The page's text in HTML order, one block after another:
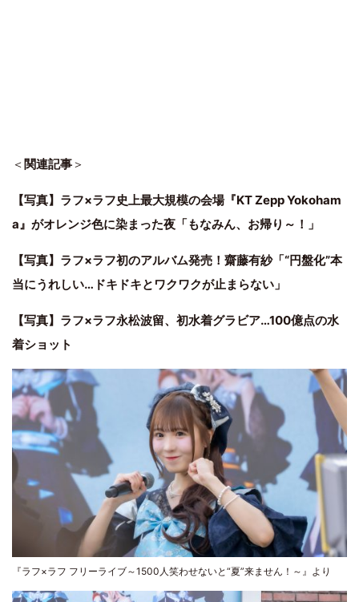
＜関連記事＞
【写真】ラフ×ラフ史上最大規模の会場『KT Zepp Yokoham
a』がオレンジ色に染まった夜「もなみん、お帰り～！」
【写真】ラフ×ラフ初のアルバム発売！齋藤有紗「“円盤化”本
当にうれしい…ドキドキとワクワクが止まらない」
【写真】ラフ×ラフ永松波留、初水着グラビア…100億点の水
着ショット
『ラフ×ラフ フリーライブ～1500人笑わせないと“夏”来ません！～』より